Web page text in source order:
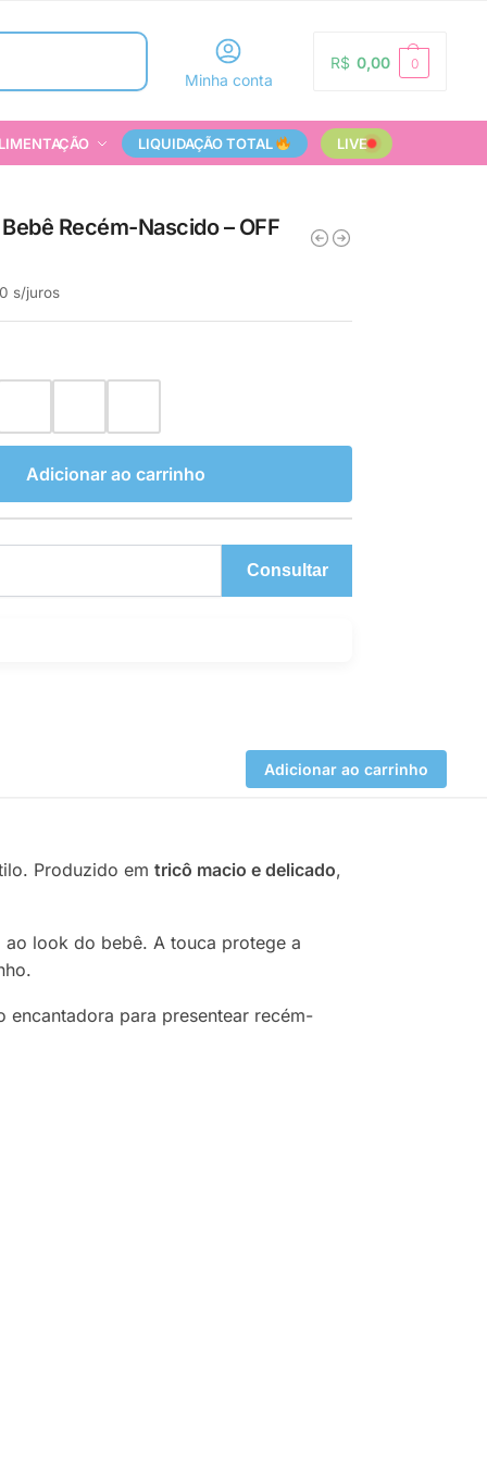
Pesquisar
Minha conta
R$ 0,00 0
LIQUIDAÇÃO TOTAL LIVE
Recém-Nascido – OFF
s/juros
Adicionar ao carrinho
Consultar
Adicionar ao carrinho
Produzido em tricô macio e delicado,
look do bebê. A touca protege a
encantadora para presentear recém-